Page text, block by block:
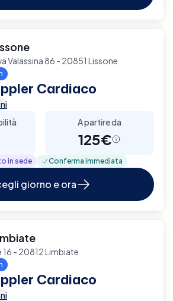
Valassina 86 - 20851 Lissone
Cardiaco
A partire da
125€
in sede Conferma immediata
giorno e ora
16 - 20812 Limbiate
Cardiaco